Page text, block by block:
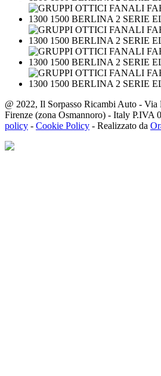
@ 2022, Il Sorpasso Ricambi Auto - Via
Firenze (zona Osmannoro) - Italy P.IVA
policy
-Cookie Policy- Realizzato da